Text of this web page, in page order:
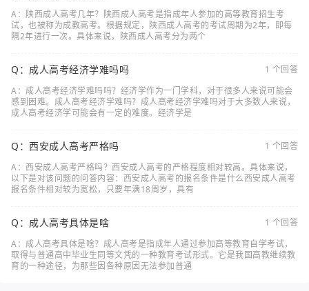
A：陕西成人高考几年？陕西成人高考是指成年人参加的高等教育招生考
试，也被称为成教高考。根据规定，陕西成人高考的考试周期为2年，即每
隔2年进行一次。具体来说，陕西成人高考分为两个
Q：成人高考经济学难吗吗
1 个回答
A：成人高考经济学难吗吗？经济学作为一门学科，对于很多人来说可能会
感到困难。成人高考经济学难吗？成人高考经济学难吗对于大多数人来说，
成人高考经济学可能会有一定的难度。经济学是
Q：西安成人高考严格吗
1 个回答
A：西安成人高考严格吗？西安成人高考的严格程度相对较高。具体来说，
以下是对该问题的问答内容：西安成人高考的报名条件是什么西安成人高考
报名条件相对较为宽松，只要年满18周岁，具有
Q：成人高考具体是啥
1 个回答
A：成人高考具体是啥？成人高考是指成年人通过参加高等教育自学考试，
取得与普通高中毕业生同等文凭的一种教育考试形式。它是我国高教继续教
育的一种途径，为那些因各种原因无法参加普通